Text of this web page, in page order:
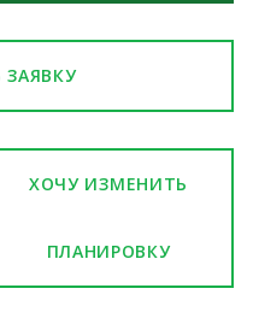
ХОЧУ ИЗМЕНИТЬ
ПЛАНИРОВКУ